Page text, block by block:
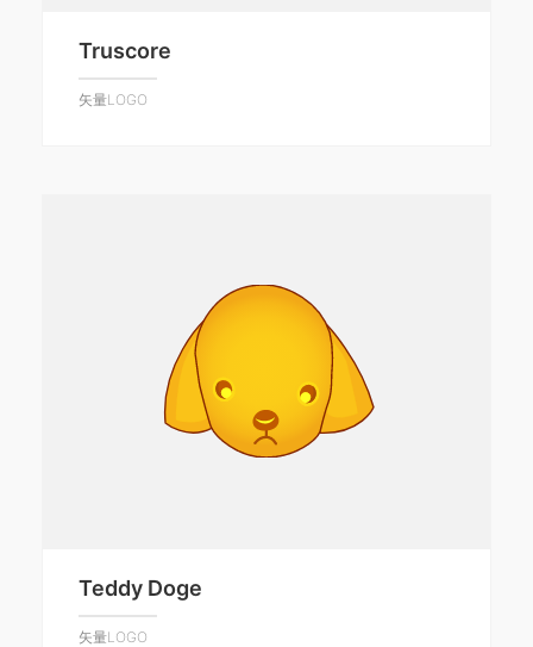
Truscore
矢量LOGO
Teddy Doge
矢量LOGO